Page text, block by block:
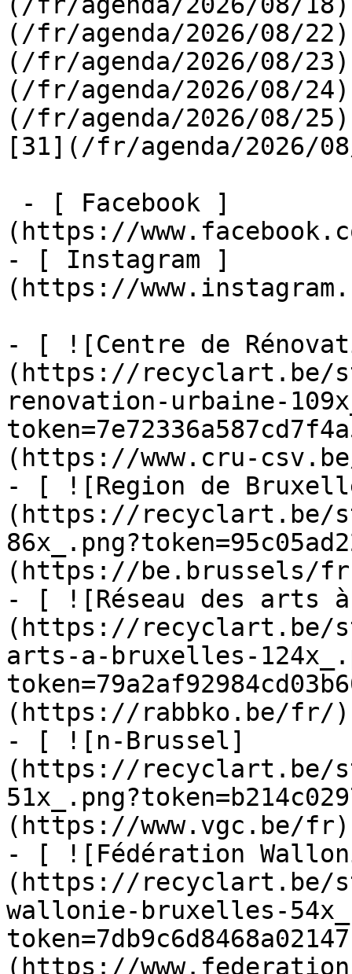
(/fr/agenda/2026/08/
(/fr/agenda/2026/08/
(/fr/agenda/2026/08/
(/fr/agenda/2026/08/
[31](/fr/agenda/
(https://
- [ Instagram ]
(https://
- [ ![Centre de
(https://recyclart.be/
renovation-urbaine-
(https://www.cru-
- [ ![Region de
(https://recyclart.be/
(https://be.brussels/
- [ ![Réseau des arts
(https://recyclart.be/
arts-a-bruxelles-
(https://rabbko.be/fr/)
- [ ![n-Brussel]
(https://recyclart.be/
(https://www.vgc.be/fr)
- [ ![Fédération
(https://recyclart.be/
wallonie-bruxelles-
(https://